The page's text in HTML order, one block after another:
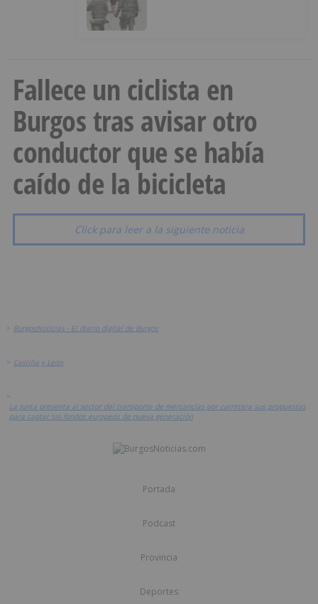
Fallece un ciclista en
Burgos tras avisar otro
conductor que se había
caído de la bicicleta
Click para leer a la siguiente noticia
> BurgosNoticias - El diario digital de Burgos
> Castilla y León
>
La Junta presenta al sector del transporte de mercancías por carretera sus propuestas
para captar los fondos europeos de nueva generación
Portada
Podcast
Provincia
Deportes